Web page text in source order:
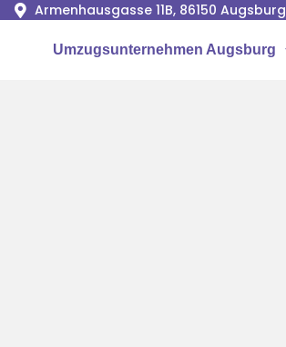
Armenhausgasse 11B, 86150 Augsburg
Umzugsunternehmen Augsburg